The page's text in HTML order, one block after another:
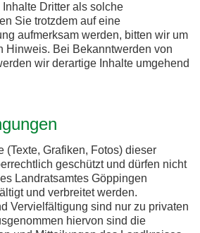
Inhalte Dritter als solche
Sie trotzdem auf eine
aufmerksam werden, bitten wir um
Hinweis. Bei Bekanntwerden von
wir derartige Inhalte umgehend
(Texte, Grafiken, Fotos) dieser
geschützt und dürfen nicht
Landratsamtes Göppingen
und verbreitet werden.
Vervielfältigung sind nur zu privaten
hiervon sind die